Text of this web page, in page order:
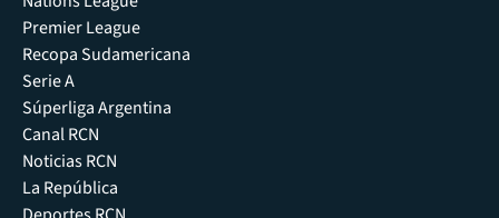
Premier League
Recopa Sudamericana
Serie A
Súperliga Argentina
Canal RCN
Noticias RCN
La República